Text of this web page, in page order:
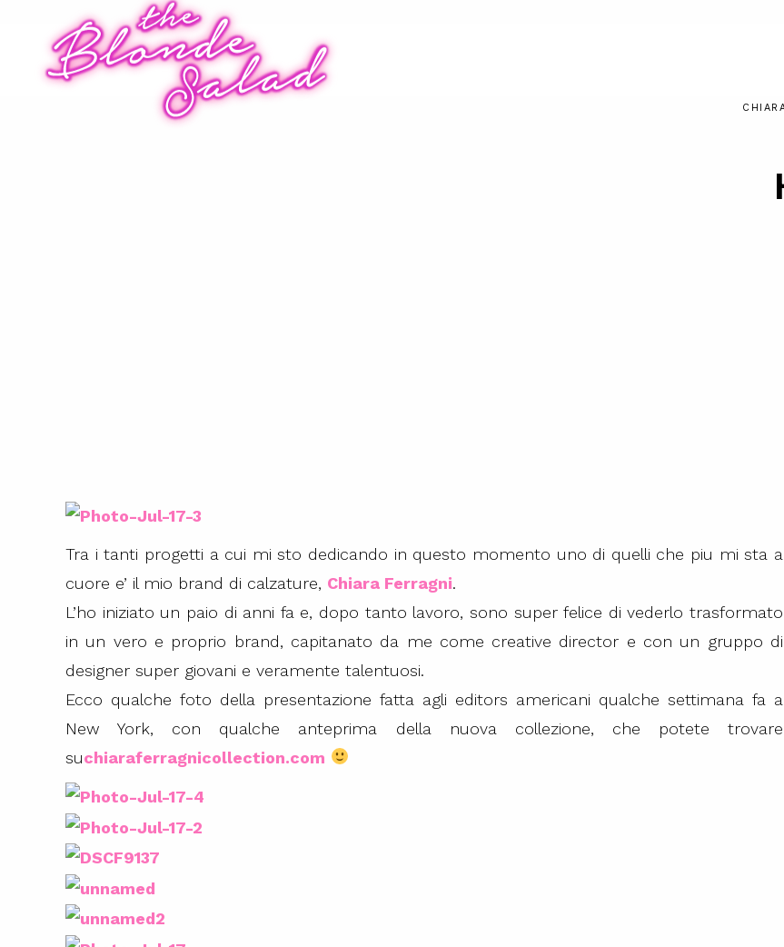
Tra i tanti progetti a cui mi sto dedicando in questo momento uno di quelli che piu mi sta a
cuore e’ il mio brand di calzature, Chiara Ferragni.
L’ho iniziato un paio di anni fa e, dopo tanto lavoro, sono super felice di vederlo trasformato
in un vero e proprio brand, capitanato da me come creative director e con un gruppo di
designer super giovani e veramente talentuosi.
Ecco qualche foto della presentazione fatta agli editors americani qualche settimana fa a
New York, con qualche anteprima della nuova collezione, che potete trovare
suchiaraferragnicollection.com